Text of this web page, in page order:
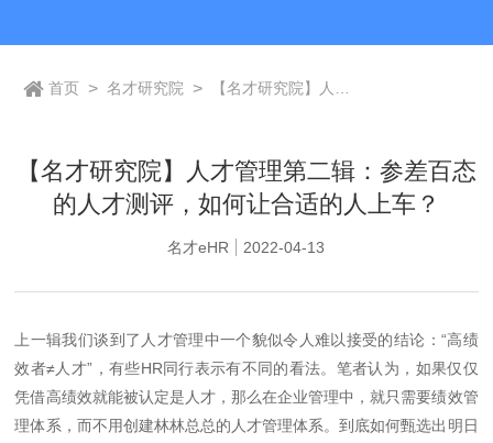
首页 > 名才研究院 >
【名才研究院】人才
【名才研究院】人才管理第二辑：参差百态
的人才测评，如何让合适的人上车？
名才eHR 2022-04-13
上一辑我们谈到了人才管理中一个貌似令人难以接受的结论：“高绩
效者≠人才”，有些HR同行表示有不同的看法。笔者认为，如果仅仅
凭借高绩效就能被认定是人才，那么在企业管理中，就只需要绩效管
理体系，而不用创建林林总总的人才管理体系。到底如何甄选出明日